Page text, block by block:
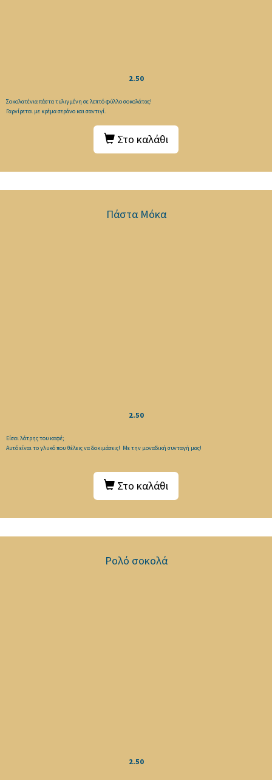
2.50
Σοκολατένια πάστα τυλιγμένη σε λεπτό φύλλο σοκολάτας!
Γαρνίρεται με κρέμα σεράνο και σαντιγί.
Στο καλάθι
Πάστα Μόκα
2.50
Είσαι λάτρης του καφέ;
Αυτό είναι το γλυκό που θέλεις να δοκιμάσεις! Με την μοναδική συνταγή μας!
Στο καλάθι
Ρολό σοκολά
2.50